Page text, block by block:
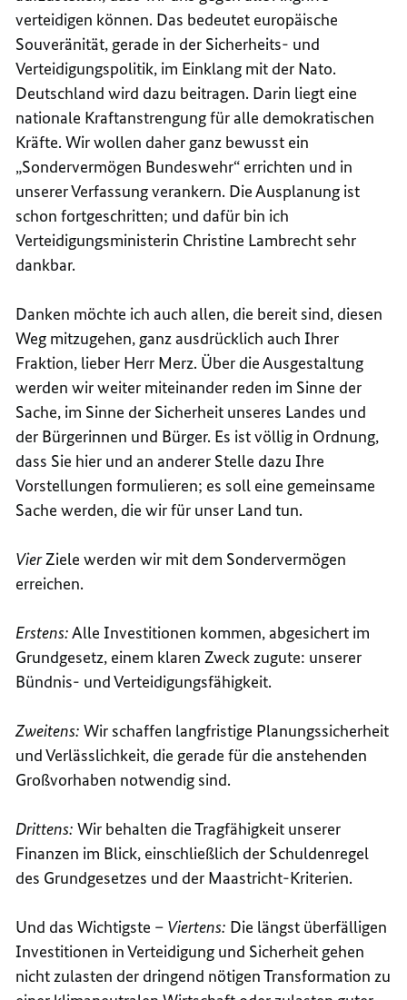
verteidigen können. Das bedeutet europäische
Souveränität, gerade in der Sicherheits- und
Verteidigungspolitik, im Einklang mit der Nato.
Deutschland wird dazu beitragen. Darin liegt eine
nationale Kraftanstrengung für alle demokratischen
Kräfte. Wir wollen daher ganz bewusst ein
„Sondervermögen Bundeswehr“ errichten und in
unserer Verfassung verankern. Die Ausplanung ist
schon fortgeschritten; und dafür bin ich
Verteidigungsministerin Christine Lambrecht sehr
dankbar.
Danken möchte ich auch allen, die bereit sind, diesen
Weg mitzugehen, ganz ausdrücklich auch Ihrer
Fraktion, lieber Herr Merz. Über die Ausgestaltung
werden wir weiter miteinander reden im Sinne der
Sache, im Sinne der Sicherheit unseres Landes und
der Bürgerinnen und Bürger. Es ist völlig in Ordnung,
dass Sie hier und an anderer Stelle dazu Ihre
Vorstellungen formulieren; es soll eine gemeinsame
Sache werden, die wir für unser Land tun.
VierZiele werden wir mit dem Sondervermögen
erreichen.
Erstens:Alle Investitionen kommen, abgesichert im
Grundgesetz, einem klaren Zweck zugute: unserer
Bündnis- und Verteidigungsfähigkeit.
Zweitens: Wir schaffen langfristige Planungssicherheit
und Verlässlichkeit, die gerade für die anstehenden
Großvorhaben notwendig sind.
Drittens: Wir behalten die Tragfähigkeit unserer
Finanzen im Blick, einschließlich der Schuldenregel
des Grundgesetzes und der Maastricht-Kriterien.
Und das Wichtigste – Viertens: Die längst überfälligen
Investitionen in Verteidigung und Sicherheit gehen
nicht zulasten der dringend nötigen Transformation zu